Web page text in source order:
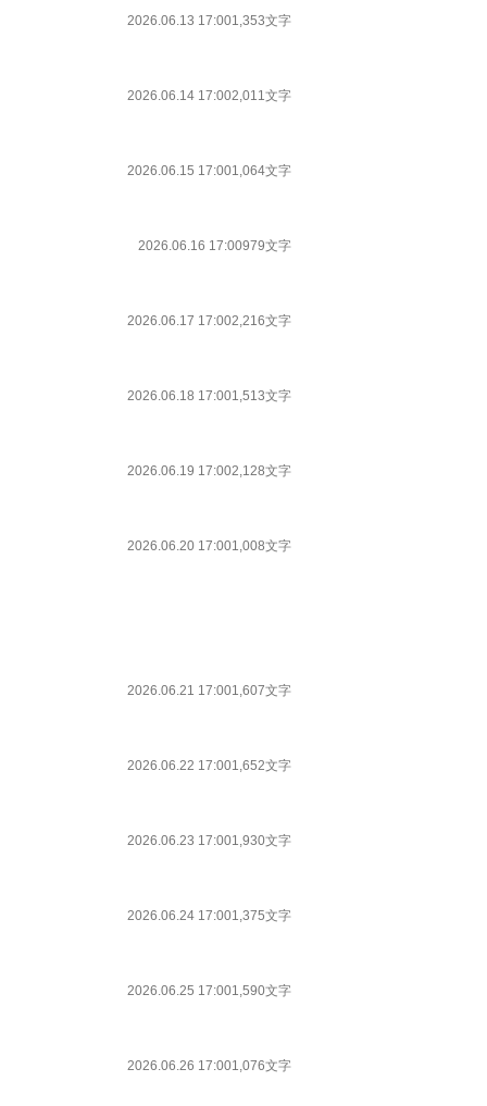
2026.06.13 17:001,353文字
2026.06.14 17:002,011文字
2026.06.15 17:001,064文字
2026.06.16 17:00979文字
2026.06.17 17:002,216文字
2026.06.18 17:001,513文字
2026.06.19 17:002,128文字
2026.06.20 17:001,008文字
2026.06.21 17:001,607文字
2026.06.22 17:001,652文字
2026.06.23 17:001,930文字
2026.06.24 17:001,375文字
2026.06.25 17:001,590文字
2026.06.26 17:001,076文字